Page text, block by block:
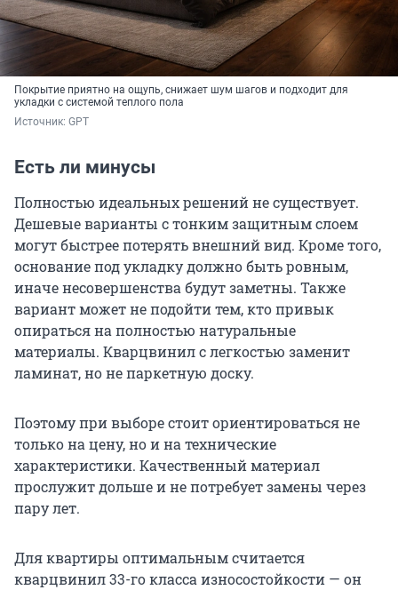
Покрытие приятно на ощупь, снижает шум шагов и подходит для
укладки с системой теплого пола
Источник: GPT
Есть ли минусы
Полностью идеальных решений не существует.
Дешевые варианты с тонким защитным слоем
могут быстрее потерять внешний вид. Кроме того,
основание под укладку должно быть ровным,
иначе несовершенства будут заметны. Также
вариант может не подойти тем, кто привык
опираться на полностью натуральные
материалы. Кварцвинил с легкостью заменит
ламинат, но не паркетную доску.
Поэтому при выборе стоит ориентироваться не
только на цену, но и на технические
характеристики. Качественный материал
прослужит дольше и не потребует замены через
пару лет.
Для квартиры оптимальным считается
кварцвинил 33-го класса износостойкости — он